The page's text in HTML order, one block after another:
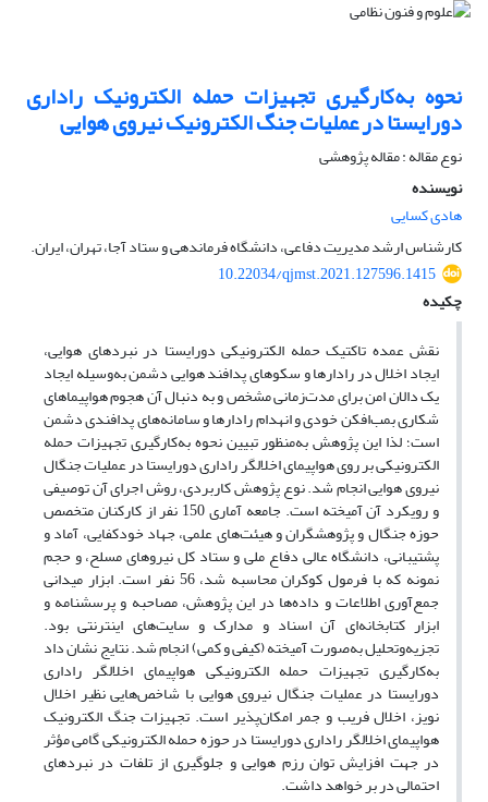
نحوه به‌کارگیری تجهیزات حمله الکترونیک راداری
دورایستا در عملیات جنگ الکترونیک نیروی هوایی
نوع مقاله : مقاله پژوهشی
نویسنده
هادی کسایی
کارشناس ارشد مدیریت دفاعی، دانشگاه فرماندهی و ستاد آجا، تهران، ایران.
10.22034/qjmst.2021.127596.1415
چکیده
نقش عمده تاکتیک حمله الکترونیکی دورایستا در نبردهای هوایی،
ایجاد اخلال در رادارها و سکوهای پدافند هوایی دشمن به‌وسیله ایجاد
یک دالان امن برای مدت‌زمانی مشخص و به دنبال آن هجوم هواپیماهای
شکاری بمب‌افکن خودی و انهدام رادارها و سامانه‌های پدافندی دشمن
است؛ لذا این پژوهش به‌منظور تبیین نحوه به‌کارگیری تجهیزات حمله
الکترونیکی بر روی هواپیمای اخلالگر راداری دورایستا در عملیات جنگال
نیروی هوایی انجام شد. نوع پژوهش کاربردی، روش اجرای آن توصیفی
و رویکرد آن آمیخته است. جامعه آماری 150 نفر از کارکنان متخصص
حوزه جنگال و پژوهشگران و هیئت‌های علمی، جهاد خودکفایی، آماد و
پشتیبانی، دانشگاه عالی دفاع ملی و ستاد کل نیروهای مسلح، و حجم
نمونه که با فرمول کوکران محاسبه شد، 56 نفر است. ابزار میدانی
جمع‌آوری اطلاعات و داده‌ها در این پژوهش، مصاحبه و پرسشنامه و
ابزار کتابخانه‌ای آن اسناد و مدارک و سایت‌های اینترنتی بود.
تجزیه‌وتحلیل به‌صورت آمیخته (کیفی و کمی) انجام شد. نتایج نشان داد
به‌کارگیری تجهیزات حمله الکترونیکی هواپیمای اخلالگر راداری
دورایستا در عملیات جنگال نیروی هوایی با شاخص‌هایی نظیر اخلال
نویز، اخلال فریب و جمر امکان‌پذیر است. تجهیزات جنگ الکترونیک
هواپیمای اخلالگر راداری دورایستا در حوزه حمله الکترونیکی گامی مؤثر
در جهت افزایش توان رزم هوایی و جلوگیری از تلفات در نبردهای
احتمالی در بر خواهد داشت.